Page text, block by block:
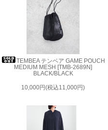
TEMBEA テンベア GAME POUCH
MEDIUM MESH [TMB-2689N]
BLACK/BLACK
10,000円(税込11,000円)